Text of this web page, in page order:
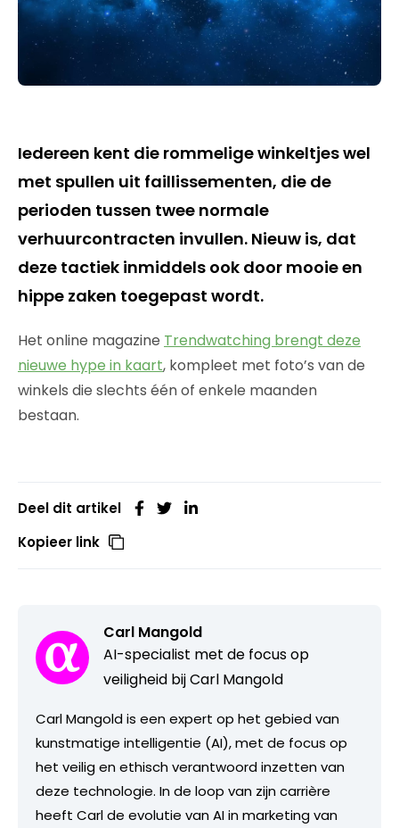
Iedereen kent die rommelige winkeltjes wel
met spullen uit faillissementen, die de
perioden tussen twee normale
verhuurcontracten invullen. Nieuw is, dat
deze tactiek inmiddels ook door mooie en
hippe zaken toegepast wordt.
Het online magazine Trendwatching brengt deze
nieuwe hype in kaart, kompleet met foto’s van de
winkels die slechts één of enkele maanden
bestaan.
Deel dit artikel
Kopieer link
Carl Mangold
AI-specialist met de focus op
veiligheid bij Carl Mangold
Carl Mangold is een expert op het gebied van
kunstmatige intelligentie (AI), met de focus op
het veilig en ethisch verantwoord inzetten van
deze technologie. In de loop van zijn carrière
heeft Carl de evolutie van AI in marketing van